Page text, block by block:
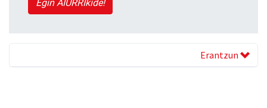
Egin AIURRIkide!
Erantzun